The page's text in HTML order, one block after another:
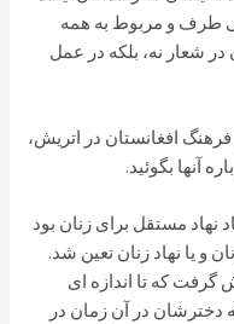
بی طرف و مربوط به همه
در شعار نه، بلکه در عمل
فرهنگ افغانستان در اتریش،
آنها بگوئید.
نهاد مستقل برای زنان بود
و یا نهاد زنان تعین شد.
گرفت که تا اندازه ای
در آن زمان در